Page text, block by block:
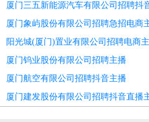
厦门三五新能源汽车有限公司招聘抖
厦门象屿股份有限公司招聘急招电商
阳光城(厦门)置业有限公司招聘电商
厦门钨业股份有限公司招聘主播
厦门航空有限公司招聘抖音主播
厦门建发股份有限公司招聘抖音直播